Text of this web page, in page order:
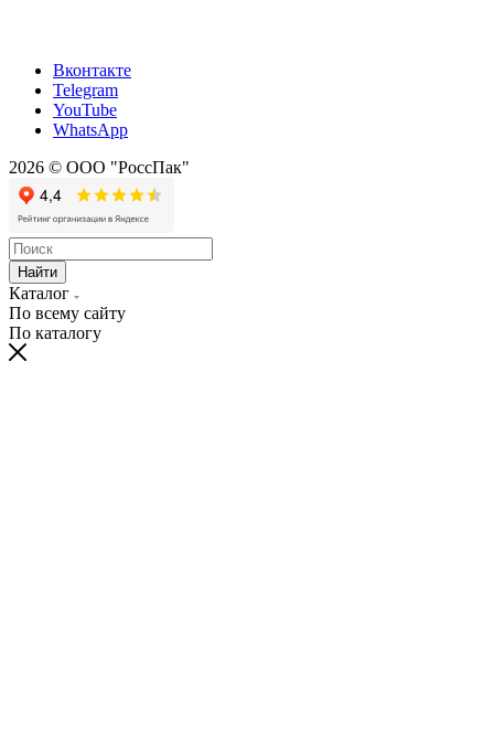
Вконтакте
Telegram
YouTube
WhatsApp
2026 © ООО "РоссПак"
Найти
Каталог
По всему сайту
По каталогу